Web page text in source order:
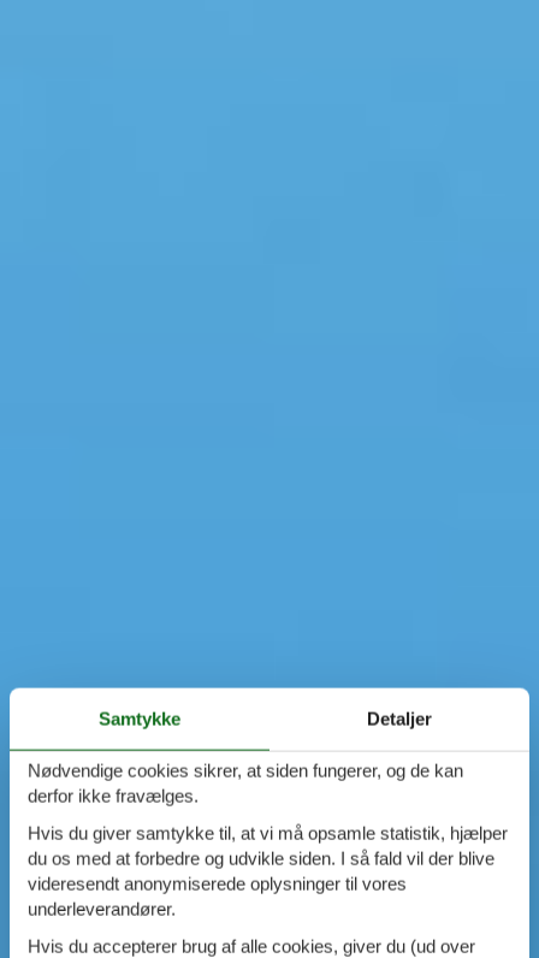
Samtykke Detaljer
Nødvendige cookies sikrer, at siden fungerer, og de kan
derfor ikke fravælges.
Hvis du giver samtykke til, at vi må opsamle statistik, hjælper
du os med at forbedre og udvikle siden. I så fald vil der blive
videresendt anonymiserede oplysninger til vores
underleverandører.
Hvis du accepterer brug af alle cookies, giver du (ud over